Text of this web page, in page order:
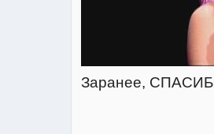
Заранее,